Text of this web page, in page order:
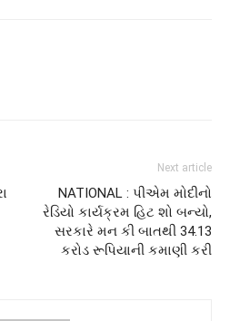
Next article
NATIONAL : પીએમ મોદીનો
રેડિયો કાર્યક્રમ હિટ શો બન્યો,
સરકારે મન કી બાતથી 34.13
કરોડ રૂપિયાની કમાણી કરી